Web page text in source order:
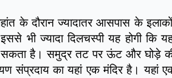
के दौरान ज्यादातर आसपास के
भी ज्यादा दिलचस्पी यह होगी कि
सकता है। समुद्र तट पर ऊंट और घोड़े
संप्रदाय का यहां एक मंदिर है। यहां